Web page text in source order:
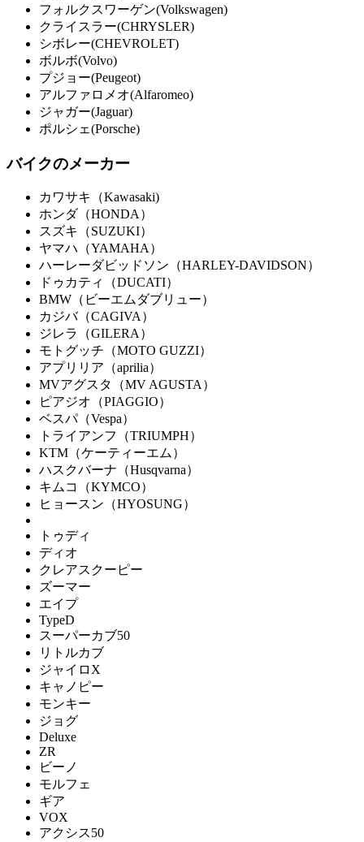
フォルクスワーゲン(Volkswagen)
クライスラー(CHRYSLER)
シボレー(CHEVROLET)
ボルボ(Volvo)
プジョー(Peugeot)
アルファロメオ(Alfaromeo)
ジャガー(Jaguar)
ポルシェ(Porsche)
バイクのメーカー
カワサキ（Kawasaki)
ホンダ（HONDA）
スズキ（SUZUKI）
ヤマハ（YAMAHA）
ハーレーダビッドソン（HARLEY-DAVIDSON）
ドゥカティ（DUCATI）
BMW（ビーエムダブリュー）
カジバ（CAGIVA）
ジレラ（GILERA）
モトグッチ（MOTO GUZZI）
アプリリア（aprilia）
MVアグスタ（MV AGUSTA）
ピアジオ（PIAGGIO）
ベスパ（Vespa）
トライアンフ（TRIUMPH）
KTM（ケーティーエム）
ハスクバーナ（Husqvarna）
キムコ（KYMCO）
ヒョースン（HYOSUNG）
トゥディ
ディオ
クレアスクーピー
ズーマー
エイプ
TypeD
スーパーカブ50
リトルカブ
ジャイロX
キャノピー
モンキー
ジョグ
Deluxe
ZR
ビーノ
モルフェ
ギア
VOX
アクシス50